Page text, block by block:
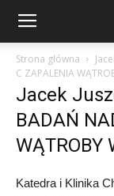
Strona główna
C ZAPALENIA
Jacek
BADAŃ
WĄTROBY
Katedra i Klinika